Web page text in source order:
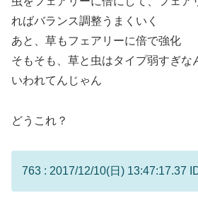
ればバランス調整うまくいく
あと、草もフェアリーに倍で強化
そもそも、草と虫はタイプ弱すぎな
いわれてんじゃん
どうこれ？
763 : 2017/12/10(日) 13:47:17.37